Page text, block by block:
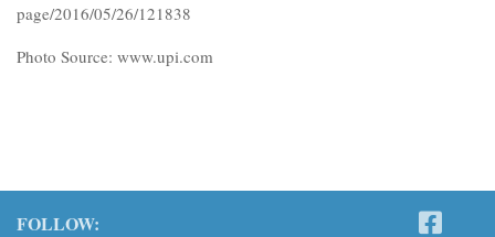
page/2016/05/26/121838
Photo Source: www.upi.com
FOLLOW: